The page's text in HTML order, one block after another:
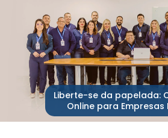
Liberte-se da papelada:
Online para Empresas